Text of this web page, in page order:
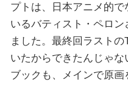
プトは、日本アニメ的
いるバティスト・ペロ
ました。最終回ラスト
いたからできたんじゃ
ブックも、メインで原